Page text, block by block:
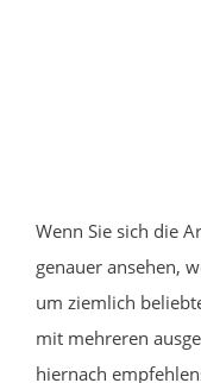
Wenn Sie sich die
genauer ansehen,
um ziemlich
mit mehreren
hiernach